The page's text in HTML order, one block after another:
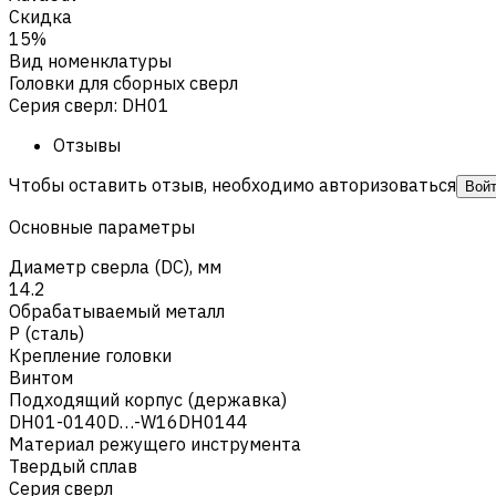
Скидка
15%
Вид номенклатуры
Головки для сборных сверл
Серия сверл: DH01
Отзывы
Чтобы оставить отзыв, необходимо авторизоваться
Основные параметры
Диаметр сверла (DC), мм
14.2
Обрабатываемый металл
Р (сталь)
Крепление головки
Винтом
Подходящий корпус (державка)
DH01-0140D…-W16DH0144
Материал режущего инструмента
Твердый сплав
Серия сверл